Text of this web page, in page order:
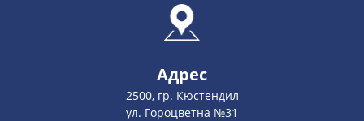
Адрес
2500, гр. Кюстендил
ул. Гороцветна №31